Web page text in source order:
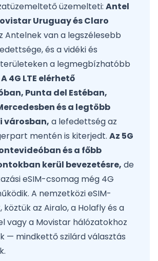
üzemelteti: Antel
Uruguay és Claro
Antelnek van a legszélesebb
és a vidéki és
a legmegbízhatóbb
A 4G LTE elérhető
Punta del Estéban,
és a legtöbb
a lefedettség az
mentén is kiterjedt. Az 5G
és a főbb
kerül bevezetésre, de
eSIM-csomag még 4G
A nemzetközi eSIM-
az Airalo, a Holafly és a
vagy a Movistar hálózatokhoz
— mindkettő szilárd választás